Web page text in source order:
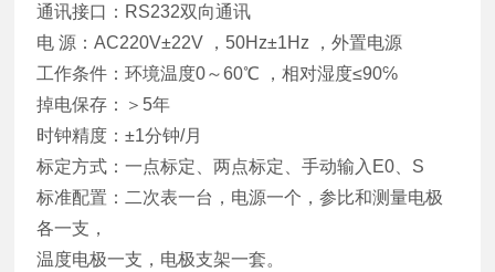
通讯接口：RS232双向通讯
电 源：AC220V±22V ，50Hz±1Hz ，外置电源
工作条件：环境温度0～60℃ ，相对湿度≤90℅
掉电保存：＞5年
时钟精度：±1分钟/月
标定方式：一点标定、两点标定、手动输入E0、S
标准配置：二次表一台，电源一个，参比和测量电极
各一支，
温度电极一支，电极支架一套。